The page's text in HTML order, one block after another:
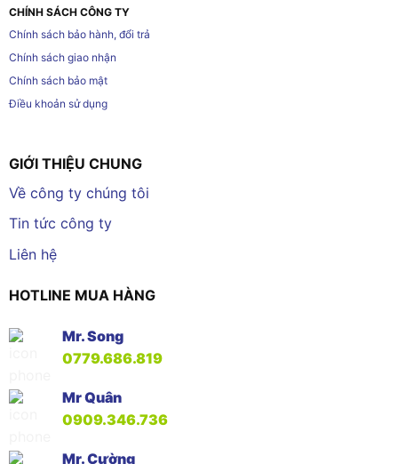
CHÍNH SÁCH CÔNG TY
Chính sách bảo hành, đổi trả
Chính sách giao nhận
Chính sách bảo mật
Điều khoản sử dụng
GIỚI THIỆU CHUNG
Về công ty chúng tôi
Tin tức công ty
Liên hệ
HOTLINE MUA HÀNG
Mr. Song
0779.686.819
Mr Quân
0909.346.736
Mr. Cường